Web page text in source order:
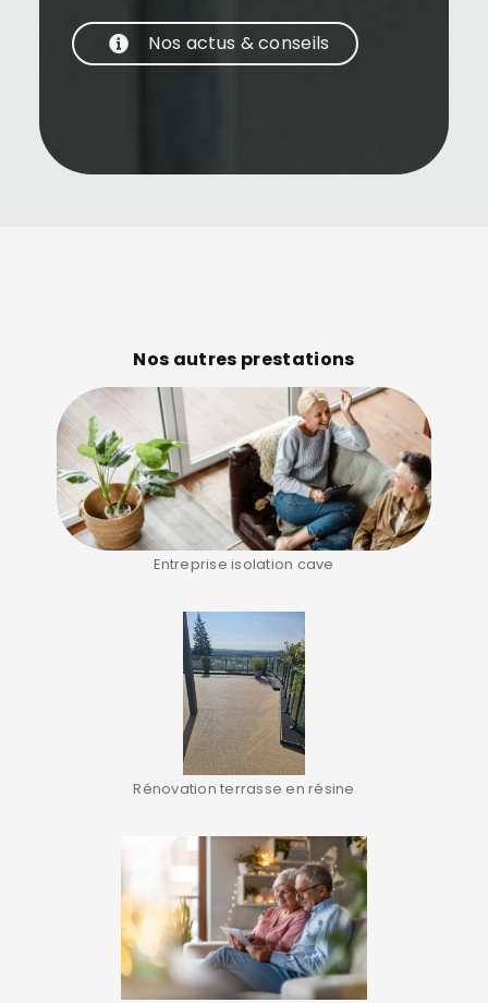
Nos actus & conseils
Nos autres prestations
Entreprise isolation cave
Rénovation terrasse en résine